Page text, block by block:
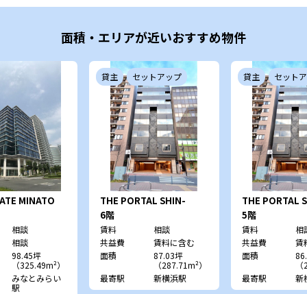
面積・エリアが近いおすすめ物件
MINATO
相談
相談
98.45坪
（325.49m²）
みなとみらい
駅
貸主 セットアップ
THE PORTAL SHIN-
YOKOHAMA
6階
賃料
相談
共益費
賃料に含む
面積
87.03坪
（287.71m²）
最寄駅
新横浜駅
貸主 セット
THE PORTAL
YOKOHAMA
5階
賃料
相
共益費
賃
面積
最寄駅
新